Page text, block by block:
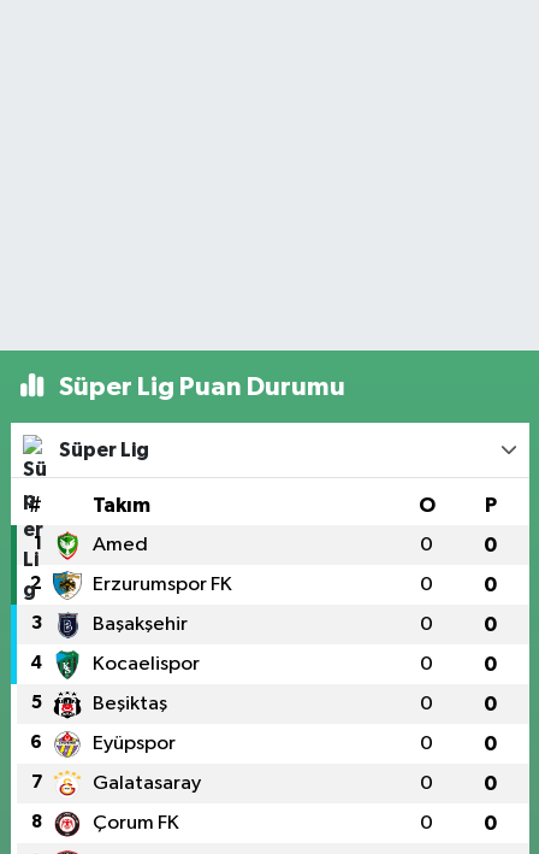
Süper Lig Puan Durumu
Süper Lig
# Takım O P
1 Amed 0 0
2 Erzurumspor FK 0 0
3 Başakşehir 0 0
4 Kocaelispor 0 0
5 Beşiktaş 0 0
6 Eyüpspor 0 0
7 Galatasaray 0 0
8 Çorum FK 0 0